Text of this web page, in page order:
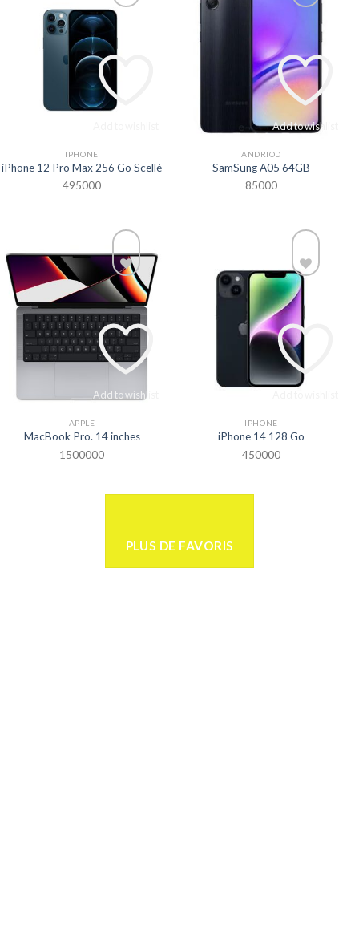
IPHONE
iPhone 12 Pro Max 256 Go Scellé
495000
Add to wishlist
ANDRIOD
SamSung A05 64GB
85000
Add to wishlist
APPLE
MacBook Pro. 14 inches
1500000
IPHONE
iPhone 14 128 Go
450000
PLUS DE FAVORIS